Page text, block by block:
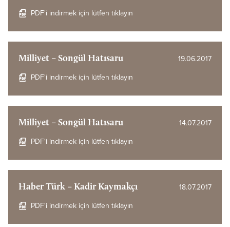
PDF'i indirmek için lütfen tıklayın
Milliyet – Songül Hatısaru 19.06.2017
PDF'i indirmek için lütfen tıklayın
Milliyet – Songül Hatısaru 14.07.2017
PDF'i indirmek için lütfen tıklayın
Haber Türk – Kadir Kaymakçı 18.07.2017
PDF'i indirmek için lütfen tıklayın